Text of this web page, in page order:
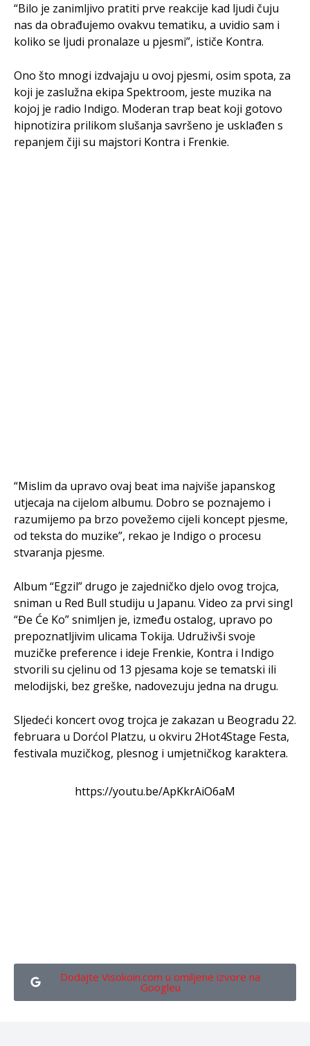
“Bilo je zanimljivo pratiti prve reakcije kad ljudi čuju
nas da obrađujemo ovakvu tematiku, a uvidio sam i
koliko se ljudi pronalaze u pjesmi”, ističe Kontra.
Ono što mnogi izdvajaju u ovoj pjesmi, osim spota, za
koji je zaslužna ekipa Spektroom, jeste muzika na
kojoj je radio Indigo. Moderan trap beat koji gotovo
hipnotizira prilikom slušanja savršeno je usklađen s
repanjem čiji su majstori Kontra i Frenkie.
“Mislim da upravo ovaj beat ima najviše japanskog
utjecaja na cijelom albumu. Dobro se poznajemo i
razumijemo pa brzo povežemo cijeli koncept pjesme,
od teksta do muzike”, rekao je Indigo o procesu
stvaranja pjesme.
Album “Egzil” drugo je zajedničko djelo ovog trojca,
sniman u Red Bull studiju u Japanu. Video za prvi singl
“Đe Će Ko” snimljen je, između ostalog, upravo po
prepoznatljivim ulicama Tokija. Udruživši svoje
muzičke preference i ideje Frenkie, Kontra i Indigo
stvorili su cjelinu od 13 pjesama koje se tematski ili
melodijski, bez greške, nadovezuju jedna na drugu.
Sljedeći koncert ovog trojca je zakazan u Beogradu 22.
februara u Dorćol Platzu, u okviru 2Hot4Stage Festa,
festivala muzičkog, plesnog i umjetničkog karaktera.
https://youtu.be/ApKkrAiO6aM
Dodajte Visokoin.com u omiljene izvore na
Googleu